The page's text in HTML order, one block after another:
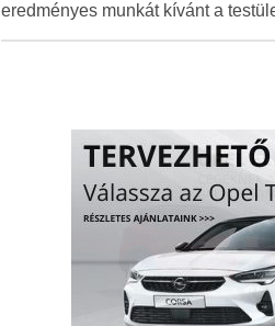
eredményes munkát kívánt a